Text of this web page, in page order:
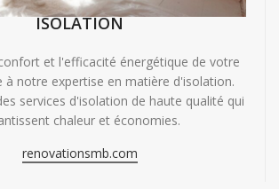
ISOLATION
et l'efficacité énergétique de votre
à notre expertise en matière d'isolation.
services d'isolation de haute qualité qui
chaleur et économies.
renovationsmb.com